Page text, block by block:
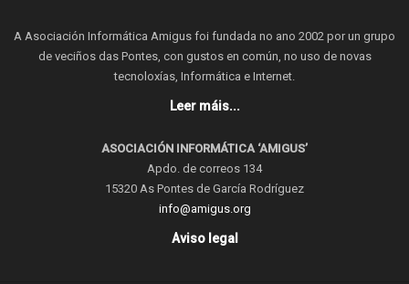
A Asociación Informática Amigus foi fundada no ano 2002 por un grupo
de veciños das Pontes, con gustos en común, no uso de novas
tecnoloxías, Informática e Internet.
Leer máis...
ASOCIACIÓN INFORMÁTICA ‘AMIGUS’
Apdo. de correos 134
15320 As Pontes de García Rodríguez
info@amigus.org
Aviso legal